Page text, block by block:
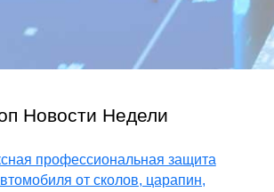
Новости Недели
профессиональная защита
от сколов, царапин,